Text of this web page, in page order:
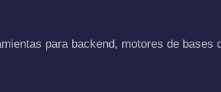
para backend, motores de bases